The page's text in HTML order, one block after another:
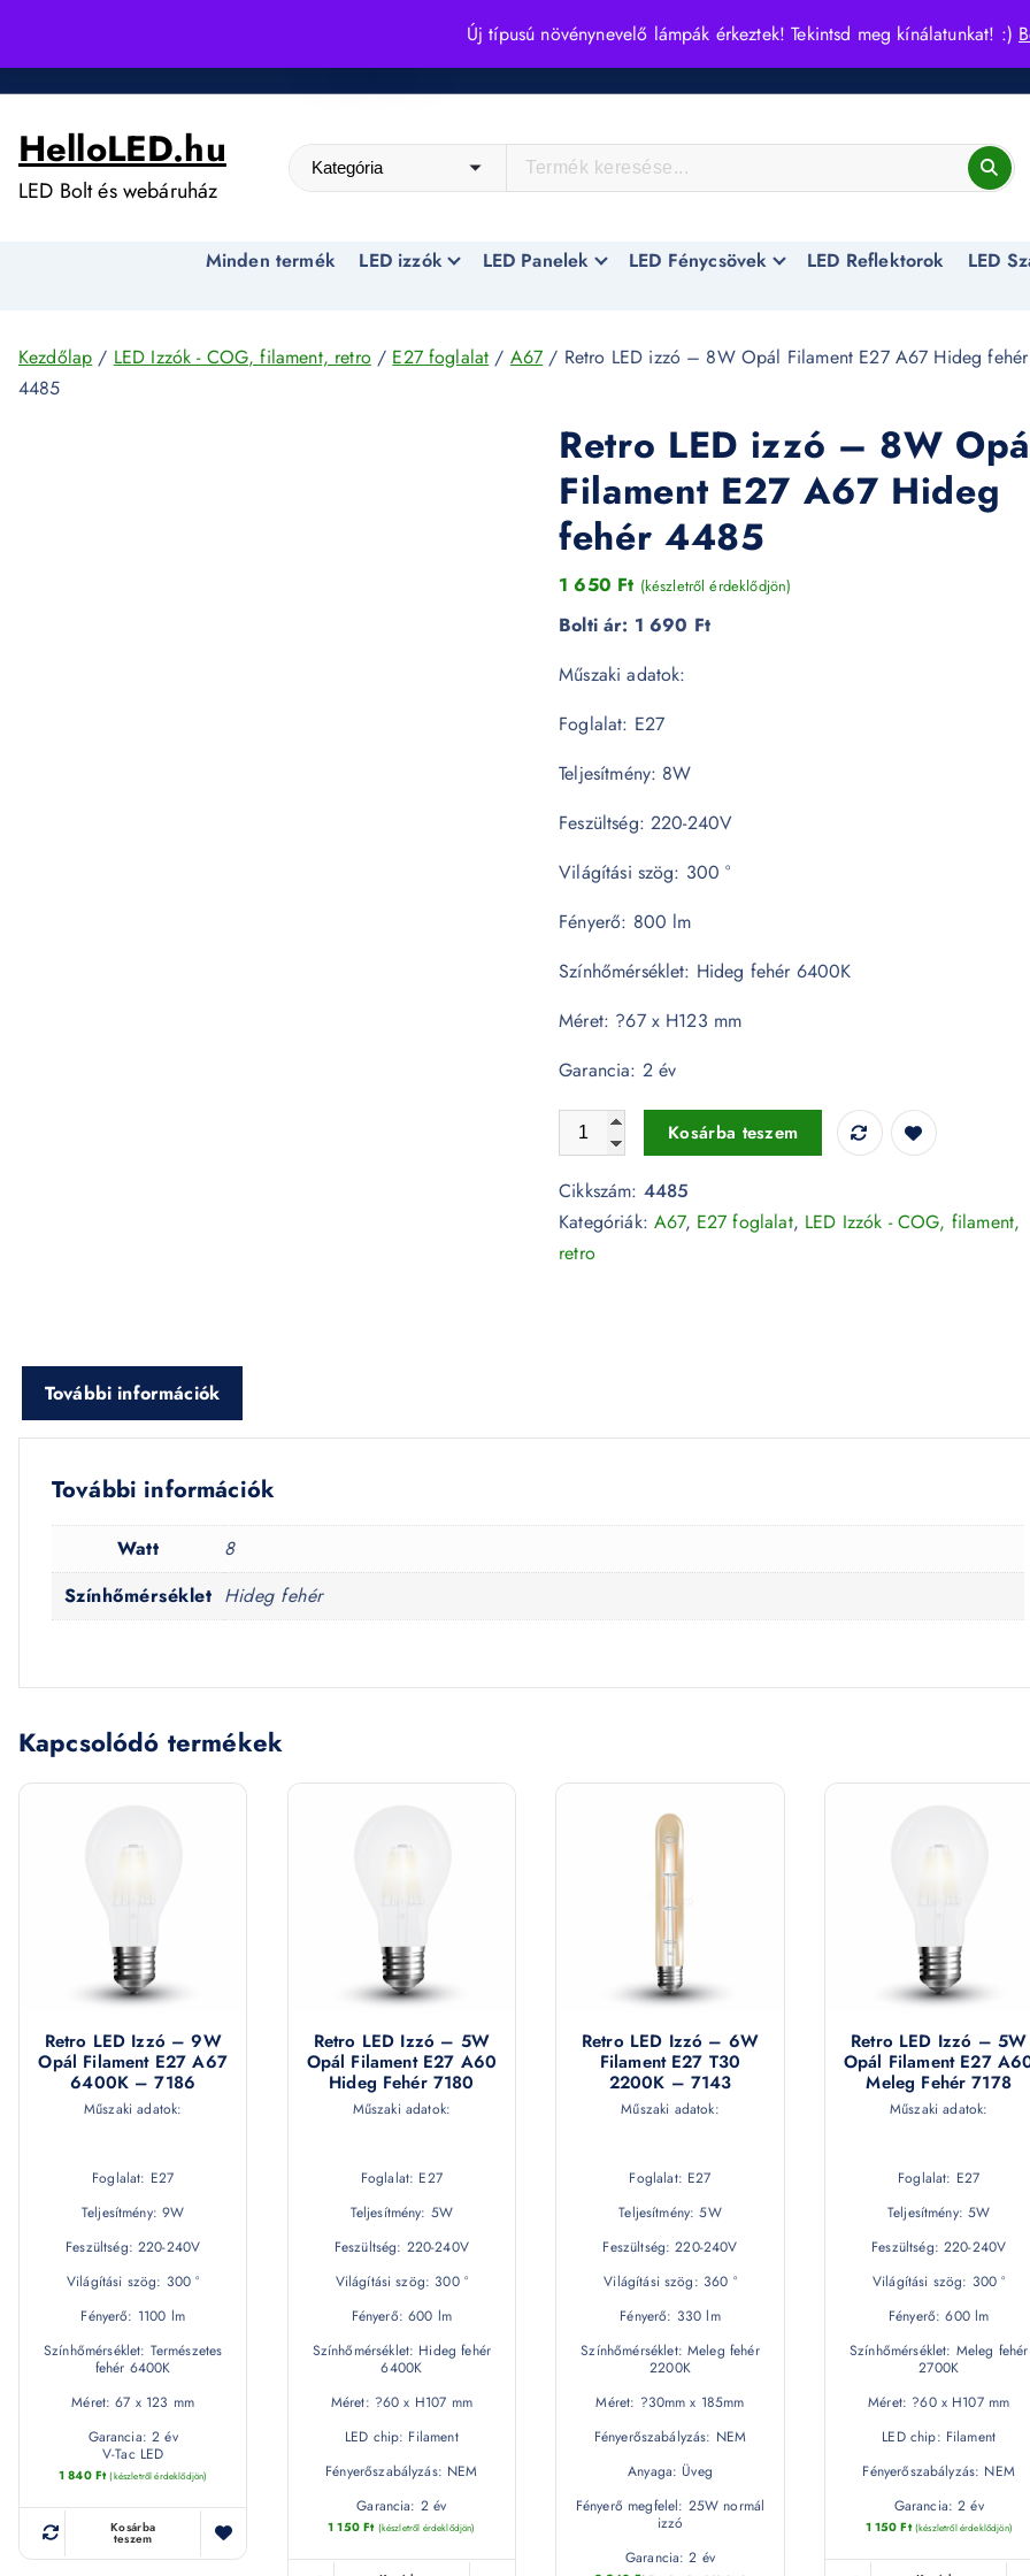
Új típusú növénynevelő lámpák érkeztek! Tekintsd meg kínálatunkat! :)
i
HelloLED.hu
LED Bolt és webáruház
Minden termék LED izzók LED Panelek LED Fénycsövek LED Reflektorok LED
Kezdőlap / LED Izzók - COG, filament, retro/ E27 foglalat / A67 / Retro LED izzó – 8W Opál Filament E27 A67 Hideg fehér
4485
Retro LED izzó – 8W
Filament E27 A67 Hideg
fehér 4485
1 650 Ft (készletről érdeklődjön)
Bolti ár: 1 690 Ft
Műszaki adatok:
Foglalat: E27
Teljesítmény: 8W
Feszültség: 220-240V
Világítási szög: 300 °
Fényerő: 800 lm
Színhőmérséklet: Hideg fehér 6400K
Méret: ?67 x H123 mm
Garancia: 2 év
Retro LED izzó - 8W Opál Filament E27 A67 Hideg fehér
Kosárba teszem
Cikkszám: 4485
Kategóriák:A67, E27 foglalat, LED Izzók - COG, filament,
retro
További információk
További információk
Watt
8
Színhőmérséklet Hideg fehér
Kapcsolódó termékek
Retro LED Izzó – 9W
Opál Filament E27 A67
6400K – 7186
Műszaki adatok:
Foglalat: E27
Teljesítmény: 9W
Feszültség: 220-240V
Világítási szög: 300 °
Fényerő: 1100 lm
Színhőmérséklet: Természetes
fehér 6400K
Méret: 67 x 123 mm
Garancia: 2 év
V-Tac LED
1 840 Ft (készletről érdeklődjön)
Kosárba
teszem
Retro LED Izzó – 5W
Opál Filament E27 A60
Hideg Fehér 7180
Műszaki adatok:
Foglalat: E27
Teljesítmény: 5W
Feszültség: 220-240V
Világítási szög: 300 °
Fényerő: 600 lm
Színhőmérséklet: Hideg fehér
6400K
Méret: ?60 x H107 mm
LED chip: Filament
Fényerőszabályzás: NEM
Garancia: 2 év
1 150Ft (készletről érdeklődjön)
Retro LED Izzó – 6W
Filament E27 T30
2200K – 7143
Műszaki adatok:
Foglalat: E27
Teljesítmény: 5W
Feszültség: 220-240V
Világítási szög: 360 °
Fényerő: 330 lm
Színhőmérséklet: Meleg fehér
2200K
Méret: ?30mm x 185mm
Fényerőszabályzás: NEM
Anyaga: Üveg
Fényerő megfelel: 25W normál
izzó
Garancia: 2 év
Retro LED Izzó – 5W
Opál Filament E27
Meleg Fehér 7178
Műszaki adatok:
Foglalat: E27
Teljesítmény: 5W
Feszültség: 220-240V
Világítási szög: 300 °
Fényerő: 600 lm
Színhőmérséklet: Meleg fehér
2700K
Méret: ?60 x H107 mm
LED chip: Filament
Fényerőszabályzás: NEM
Garancia: 2 év
1 150Ft (készletről érdeklődjön)